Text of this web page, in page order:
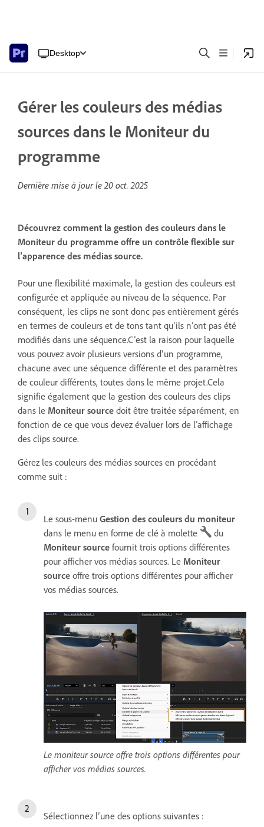
Desktop
Gérer les couleurs des médias
sources dans le Moniteur du
programme
Dernière mise à jour le20 oct. 2025
Découvrez comment la gestion des couleurs dans le
Moniteur du programme offre un contrôle flexible sur
l’apparence des médias source.
Pour une flexibilité maximale, la gestion des couleurs est
configurée et appliquée au niveau de la séquence. Par
conséquent, les clips ne sont donc pas entièrement gérés
en termes de couleurs et de tons tant qu’ils n’ont pas été
modifiés dans une séquence.C’est la raison pour laquelle
vous pouvez avoir plusieurs versions d’un programme,
chacune avec une séquence différente et des paramètres
de couleur différents, toutes dans le même projet.Cela
signifie également que la gestion des couleurs des clips
dans le Moniteur source doit être traitée séparément, en
fonction de ce que vous devez évaluer lors de l’affichage
des clips source.
Gérez les couleurs des médias sources en procédant
comme suit :
Le sous-menu Gestion des couleurs du moniteur
dans le menu en forme de clé à molette
du
Moniteur source fournit trois options différentes
pour afficher vos médias sources. Le Moniteur
source offre trois options différentes pour afficher
vos médias sources.
Le moniteur source offre trois options différentes pour
afficher vos médias sources.
Sélectionnez l’une des options suivantes :